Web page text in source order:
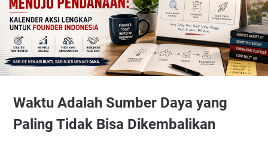
Prinsip 2 — Ukur, Jangan Hanya Kerjakan
Prinsip 3 — Fleksibel pada Cara, Ketat pada Tujuan
BULAN 1 (Hari 1–30): Fondasi yang Tidak Bisa Dilewati
Minggu 1 — Hari 1 hingga 7: Mendefinisikan Masalah
dengan Presisi Bedah
Minggu 3 — Hari 15 hingga 21: Sintesis dan Hipotesis
Minggu 4 — Hari 22 hingga 30: Validasi Hipotesis Solusi
Waktu Adalah Sumber Daya yang
Paling Tidak Bisa Dikembalikan